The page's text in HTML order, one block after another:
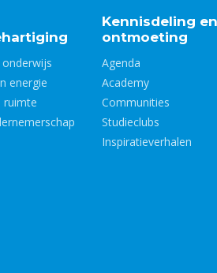
energie
ruimte
Kennisdeling en
ontmoeting
Agenda
Academy
Communities
Studieclubs
Inspiratieverhalen